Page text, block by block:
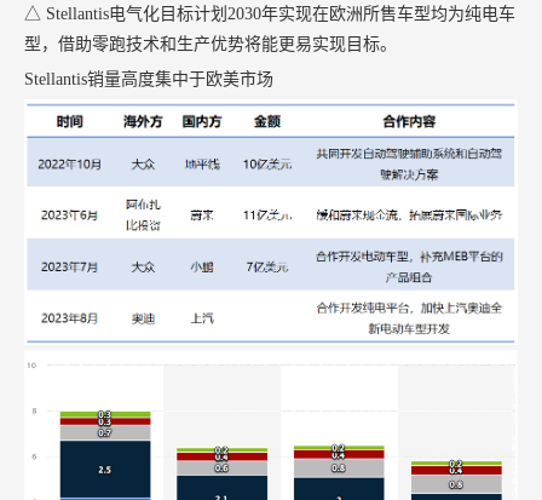
△ Stellantis电气化目标计划2030年实现在欧洲所售车型均为纯电车
型，借助零跑技术和生产优势将能更易实现目标。
Stellantis销量高度集中于欧美市场